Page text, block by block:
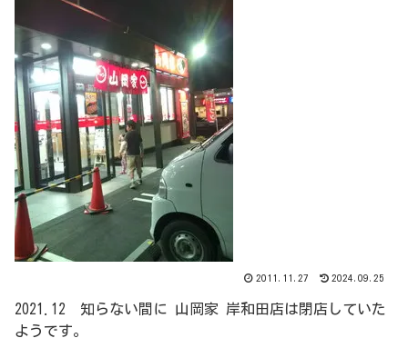
2011.11.27 2024.09.25
2021.12 知らない間に 山岡家 岸和田店は閉店していた
ようです。